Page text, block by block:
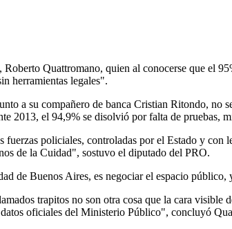
Quattromano, quien al conocerse que el
herramientas legales".
a su compañero de banca Cristian Ritondo, no
2013, el 94,9% se disolvió por falta de pruebas,
policiales, controladas por el Estado y con
de la Cuidad", sostuvo el diputado del PRO.
de Buenos Aires, es negociar el espacio público,
trapitos no son otra cosa que la cara
oficiales del Ministerio Público", concluyó